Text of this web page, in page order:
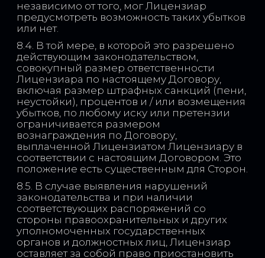
независимо от того, мог Лицензиар
предусмотреть возможность таких убытков
или нет.
8.4. В той мере, в которой это разрешено
действующим законодательством,
совокупный размер ответственности
Лицензиара по настоящему Договору,
включая размер штрафных санкций (пени,
неустойки), процентов и / или возмещения
убытков, по любому иску или претензии
ограничивается размером
вознаграждения по Договору,
выплаченной Лицензиатом Лицензиару в
соответствии с настоящим Договором. Это
положение есть существенным для Сторон.
8.5. В случае выявления нарушений
законодательства и при наличии
соответствующих распоряжений со
стороны правоохранительных и других
уполномоченных государственных
органов и должностных лиц, Лицензиар
оставляет за собой право приостановить